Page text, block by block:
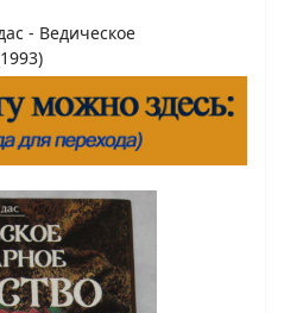
- Ведическое